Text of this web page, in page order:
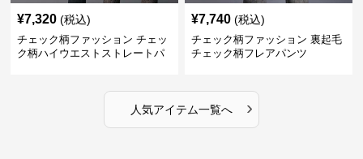
¥7,320 (税込)
チェック柄ファッション チェッ
ク柄ハイウエストストレートパ
¥7,740 (税込)
チェック柄ファッション 裏起毛
チェック柄フレアパンツ
人気アイテム一覧へ ›